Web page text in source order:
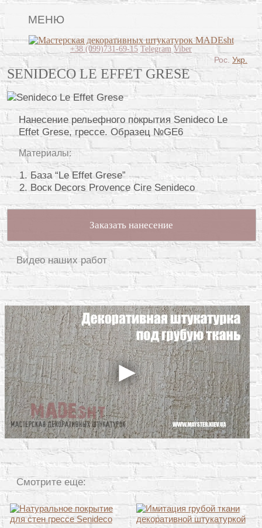
МЕНЮ
Lincrusta
Виды штукатурок
Поклейка обоев
Картины
Декоративные панно
Видео
Вопрос-ответ
О нас
+38 (099)731-69-15 Telegram Viber
SENIDECO LE EFFET GRESE
Нанесение рельефного покрытия Senideco Le
Effet Grese, грессе. Образец №GE6
Материалы:
База “Le Effet Grese”
Воск Decors Provence Cire Senideco
Заказать нанесение
Видео наших работ
Смотрите еще:
Рос. Укр.